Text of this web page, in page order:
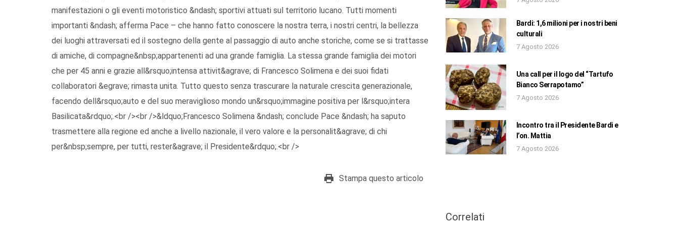
manifestazioni o gli eventi motoristico &ndash; sportivi attuati sul territorio lucano. Tutti momenti
importanti &ndash; afferma Pace – che hanno fatto conoscere la nostra terra, i nostri centri, la bellezza
dei luoghi attraversati ed il sostegno della gente al passaggio di auto anche storiche, come se si trattasse
di amiche, di compagne&nbsp;appartenenti ad una grande famiglia. La stessa grande famiglia dei motori
che per 45 anni e grazie all&rsquo;intensa attivit&agrave; di Francesco Solimena e dei suoi fidati
collaboratori &egrave; rimasta unita. Tutto questo senza trascurare la naturale crescita generazionale,
facendo dell&rsquo;auto e del suo meraviglioso mondo un&rsquo;immagine positiva per l&rsquo;intera
Basilicata&rdquo;.<br /><br />&ldquo;Francesco Solimena &ndash; conclude Pace &ndash; ha saputo
trasmettere alla regione ed anche a livello nazionale, il vero valore e la personalit&agrave; di chi
per&nbsp;sempre, per tutti, rester&agrave; il Presidente&rdquo;.<br />
Stampa questo articolo
Bardi: 1,6 milioni per i nostri beni
culturali
7 Agosto 2026
Una call per il logo del “Tartufo
Bianco Serrapotamo”
7 Agosto 2026
Incontro tra il Presidente Bardi e
l’on. Mattia
7 Agosto 2026
Correlati